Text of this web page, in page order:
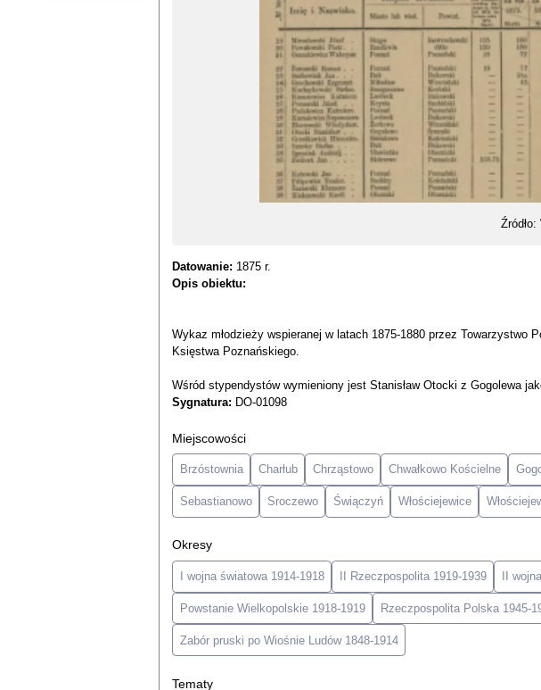
Datowanie: 1875 r.
Opis obiektu:
Wykaz młodzieży wspieranej w latach 1875-1880 przez Towarzystwo
Księstwa Poznańskiego.
Wśród stypendystów wymieniony jest Stanisław Otocki z Gogolewa
Sygnatura: DO-01098
Miejscowości
Brzóstownia Charłub Chrząstowo Chwałkowo Kościelne
Sebastianowo Sroczewo Świączyń Włościejewice
Okresy
I wojna światowa 1914-1918 II Rzeczpospolita 1919-1939 II
Powstanie Wielkopolskie 1918-1919 Rzeczpospolita Polska 1945-
Zabór pruski po Wiośnie Ludów 1848-1914
Tematy